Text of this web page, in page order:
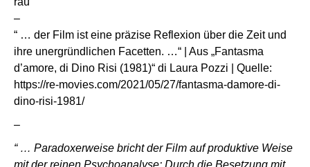
–
“ … der Film ist eine präzise Reflexion über die Zeit und
ihre unergründlichen Facetten. …“ | Aus „Fantasma
d’amore, di Dino Risi (1981)“ di Laura Pozzi | Quelle:
https://re-movies.com/2021/05/27/fantasma-damore-di-
dino-risi-1981/
–
“ … Paradoxerweise bricht der Film auf produktive Weise
mit der reinen Psychoanalyse: Durch die Besetzung mit